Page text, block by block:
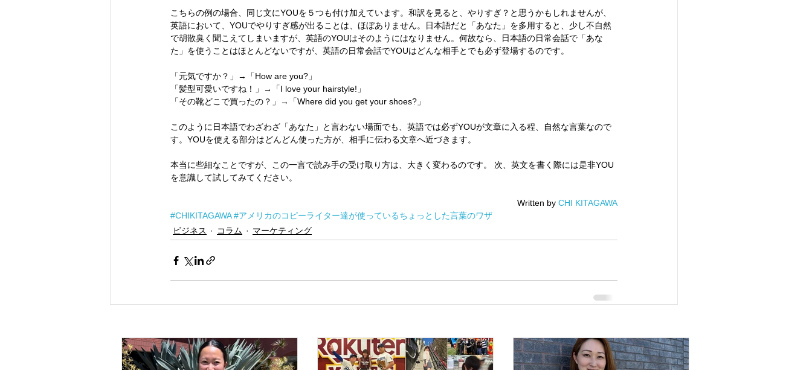
こちらの例の場合、同じ文にYOUを５つも付け加えています。和訳を見ると、やりすぎ？と思うかもしれませんが、
英語において、YOUでやりすぎ感が出ることは、ほぼありません。日本語だと「あなた」を多用すると、少し不自然
で胡散臭く聞こえてしまいますが、英語のYOUはそのようにはなりません。何故なら、日本語の日常会話で「あな
た」を使うことはほとんどないですが、英語の日常会話でYOUはどんな相手とでも必ず登場するのです。
「元気ですか？」→「How are you?」
「髪型可愛いですね！」→「I love your hairstyle!」
「その靴どこで買ったの？」→「Where did you get your shoes?」
このように日本語でわざわざ「あなた」と言わない場面でも、英語では必ずYOUが文章に入る程、自然な言葉なので
す。YOUを使える部分はどんどん使った方が、相手に伝わる文章へ近づきます。
本当に些細なことですが、この一言で読み手の受け取り方は、大きく変わるのです。 次、英文を書く際には是非YOU
を意識して試してみてください。
Written by CHI KITAGAWA
#CHIKITAGAWA #アメリカのコピーライター達が使っているちょっとした言葉のワザ
ビジネス
コラム マーケティング